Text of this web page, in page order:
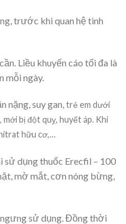
trước khi quan hệ tình
Liều khuyến cáo tối đa là
mỗi ngày.
nặng, suy gan,trẻ em dưới
bị đột quỵ, huyết áp. Khi
hữu cơ,…
dụng thuốc Erecfil – 100
mờ mắt, cơn nóng bừng,
sử dụng. Đồng thời